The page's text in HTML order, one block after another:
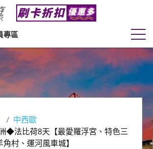
專區
中西歐
◆法比荷8天【最愛羅浮宮、特色三
村、運河風車城】